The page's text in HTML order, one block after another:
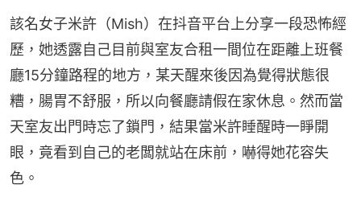
該名女子米許（Mish）在抖音平台上分享一段恐怖經
歷，她透露自己目前與室友合租一間位在距離上班餐
廳15分鐘路程的地方，某天醒來後因為覺得狀態很
糟，腸胃不舒服，所以向餐廳請假在家休息。然而當
天室友出門時忘了鎖門，結果當米許睡醒時一睜開
眼，竟看到自己的老闆就站在床前，嚇得她花容失
色。